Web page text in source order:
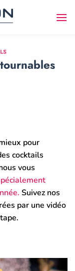
pour
cocktails
vous
Suivez nos
par une vidéo